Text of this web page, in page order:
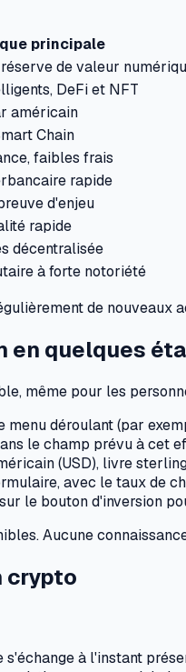
principale
de valeur
DeFi et NFT
américain
Chain
faibles frais
rapide
d'enjeu
rapide
décentralisée
à forte notoriété
de
en quelques
même pour les
menu déroulant (par
le champ prévu à cet
(USD), livre
avec le taux de
le bouton d'inversion
Aucune
crypto
à l'instant